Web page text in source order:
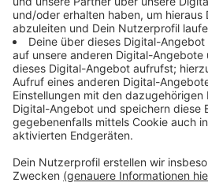
Die Aktion richtet sich an alle in
aber auch an Schüler, ihre Eltern
Denn gerade bei jungen
Neuinfektionen in Leverkusen
Deshalb hat die Stadt
Impfaktionen an den
Alle Infos dazu gibt´shier.